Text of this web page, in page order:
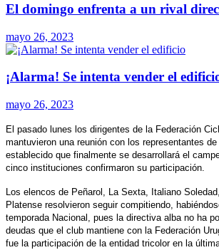
El domingo enfrenta a un rival
mayo 26, 2023
¡Alarma! Se intenta vender el
mayo 26, 2023
El pasado lunes los dirigentes de la Federación
mantuvieron una reunión con los representantes
establecido que finalmente se desarrollará el
cinco instituciones confirmaron su participación.
Los elencos de Peñarol, La Sexta, Italiano
Platense resolvieron seguir compitiendo,
temporada Nacional, pues la directiva alba no ha
deudas que el club mantiene con la Federación
fue la participación de la entidad tricolor en la